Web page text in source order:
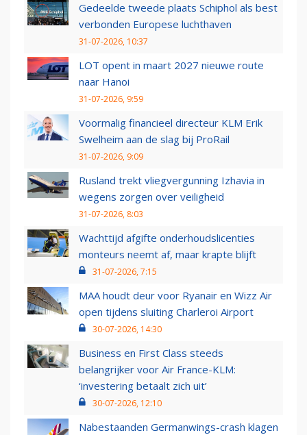
Gedeelde tweede plaats Schiphol als best
verbonden Europese luchthaven
31-07-2026, 10:37
LOT opent in maart 2027 nieuwe route
naar Hanoi
31-07-2026, 9:59
Voormalig financieel directeur KLM Erik
Swelheim aan de slag bij ProRail
31-07-2026, 9:09
Rusland trekt vliegvergunning Izhavia in
wegens zorgen over veiligheid
31-07-2026, 8:03
Wachttijd afgifte onderhoudslicenties
monteurs neemt af, maar krapte blijft
31-07-2026, 7:15
MAA houdt deur voor Ryanair en Wizz Air
open tijdens sluiting Charleroi Airport
30-07-2026, 14:30
Business en First Class steeds
belangrijker voor Air France-KLM:
‘investering betaalt zich uit’
30-07-2026, 12:10
Nabestaanden Germanwings-crash klagen